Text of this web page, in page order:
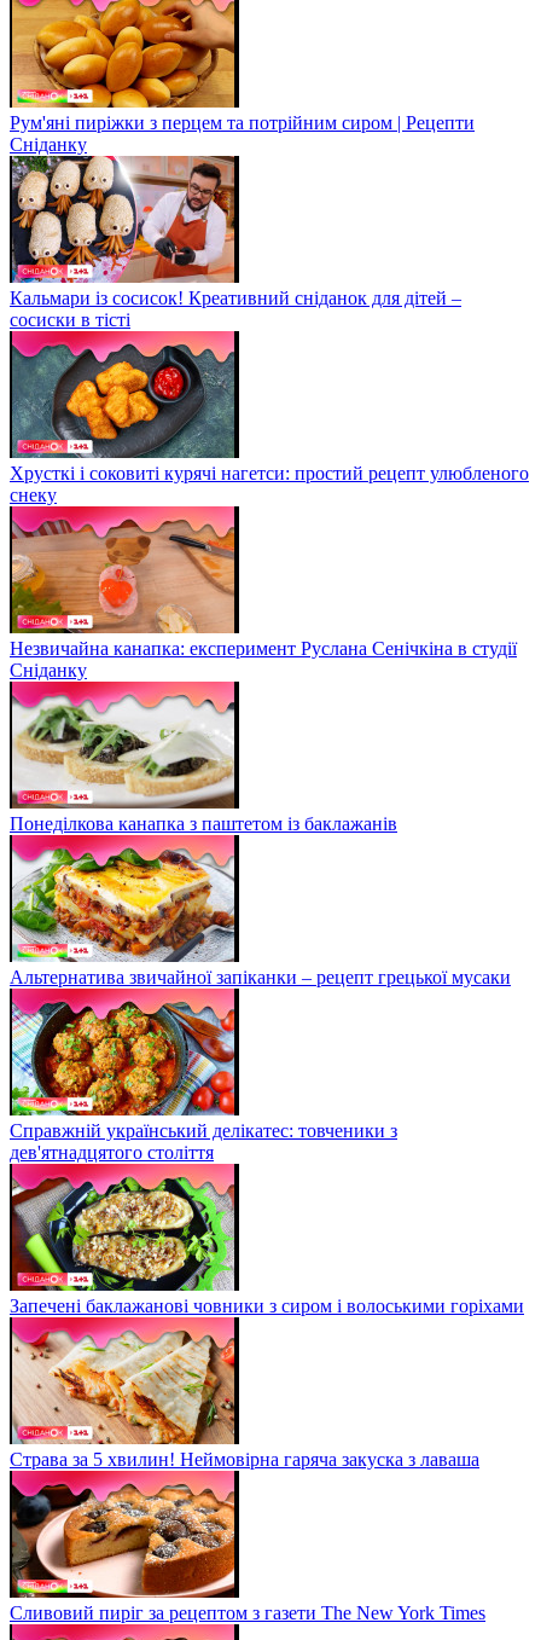
Рум'яні пиріжки з перцем та потрійним сиром | Рецепти
Сніданку
Кальмари із сосисок! Креативний сніданок для дітей –
сосиски в тісті
Хрусткі і соковиті курячі нагетси: простий рецепт улюбленого
снеку
Незвичайна канапка: експеримент Руслана Сенічкіна в студії
Сніданку
Понеділкова канапка з паштетом із баклажанів
Альтернатива звичайної запіканки – рецепт грецької мусаки
Справжній український делікатес: товченики з
дев'ятнадцятого століття
Запечені баклажанові човники з сиром і волоськими горіхами
Страва за 5 хвилин! Неймовірна гаряча закуска з лаваша
Сливовий пиріг за рецептом з газети The New York Times